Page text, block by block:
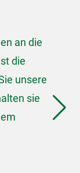
an die
die
unsere
sie